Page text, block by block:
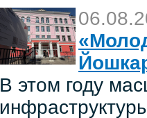
В этом году